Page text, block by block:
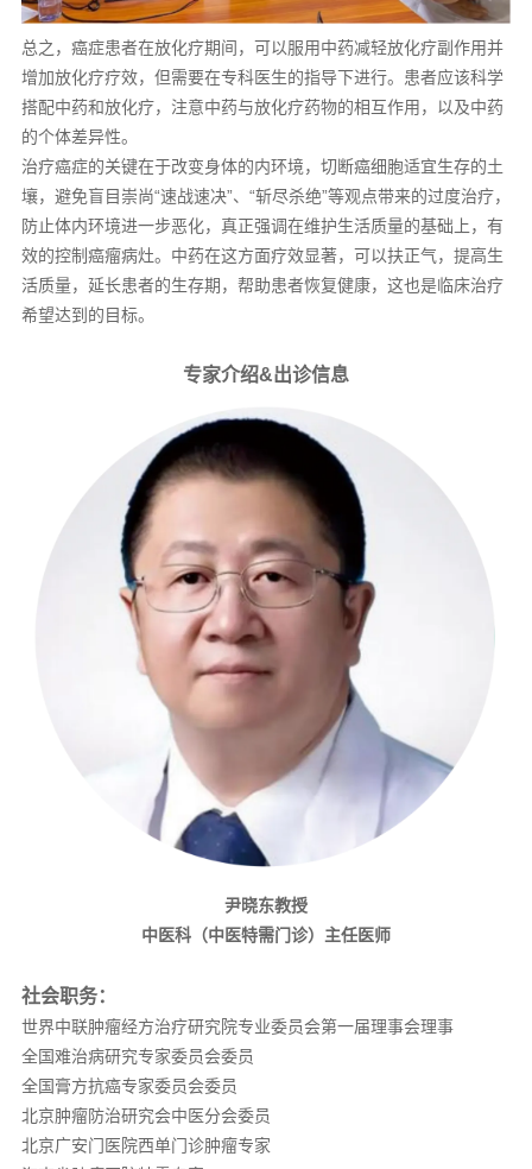
总之，癌症患者在放化疗期间，可以服用中药减轻放化疗副作用并
增加放化疗疗效，但需要在专科医生的指导下进行。患者应该科学
搭配中药和放化疗，注意中药与放化疗药物的相互作用，以及中药
的个体差异性。
治疗癌症的关键在于改变身体的内环境，切断癌细胞适宜生存的土
壤，避免盲目崇尚“速战速决”、“斩尽杀绝”等观点带来的过度治疗，
防止体内环境进一步恶化，真正强调在维护生活质量的基础上，有
效的控制癌瘤病灶。中药在这方面疗效显著，可以扶正气，提高生
活质量，延长患者的生存期，帮助患者恢复健康，这也是临床治疗
希望达到的目标。
专家介绍&出诊信息
尹晓东教授
中医科（中医特需门诊）主任医师
社会职务：
世界中联肿瘤经方治疗研究院专业委员会第一届理事会理事
全国难治病研究专家委员会委员
全国膏方抗癌专家委员会委员
北京肿瘤防治研究会中医分会委员
北京广安门医院西单门诊肿瘤专家